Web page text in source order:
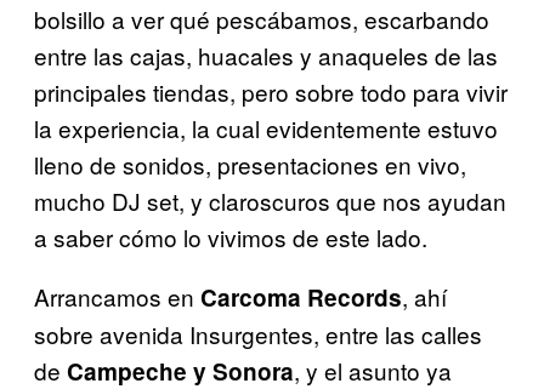
bolsillo a ver qué pescábamos, escarbando
entre las cajas, huacales y anaqueles de las
principales tiendas, pero sobre todo para vivir
la experiencia, la cual evidentemente estuvo
lleno de sonidos, presentaciones en vivo,
mucho DJ set, y claroscuros que nos ayudan
a saber cómo lo vivimos de este lado.
Arrancamos en Carcoma Records, ahí
sobre avenida Insurgentes, entre las calles
de Campeche y Sonora, y el asunto ya